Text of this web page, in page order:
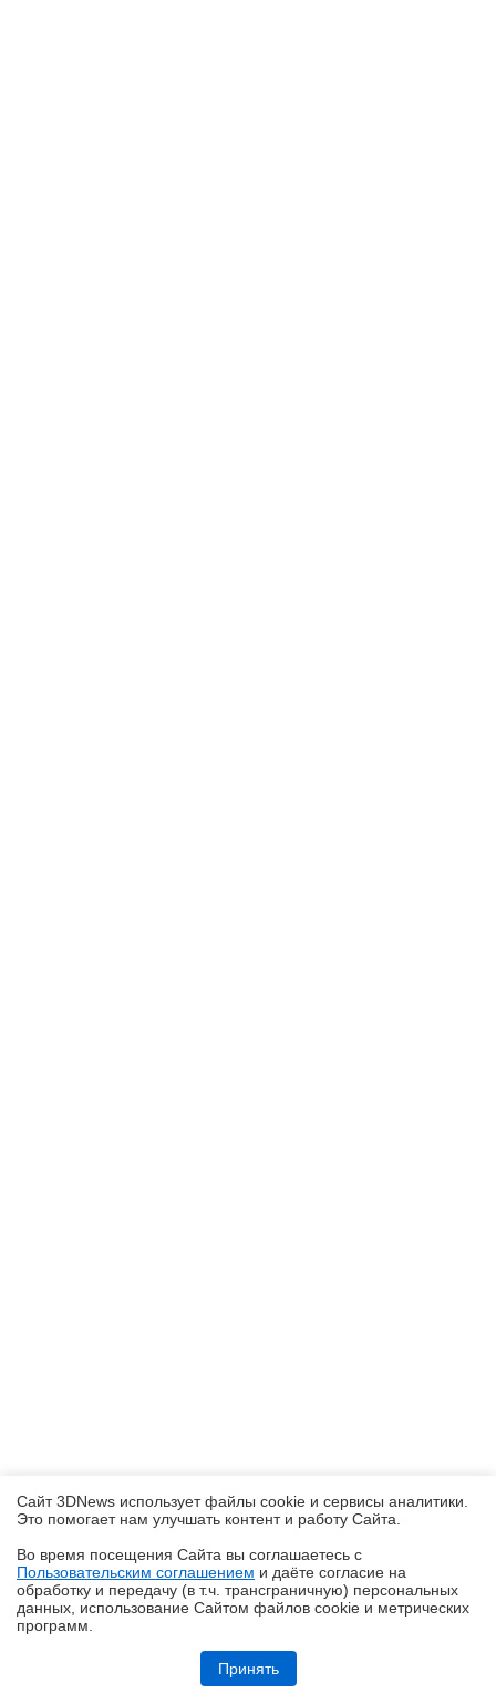
Обзор Infinix SMART 20: каким может быть бюджетный смартфон в
Сайт 3DNews использует файлы cookie и сервисы аналитики.
Это помогает нам улучшать контент и работу Cайта.
Во время посещения Cайта вы соглашаетесь с
Пользовательским соглашением и даёте согласие на
обработку и передачу (в т.ч. трансграничную) персональных
данных, использование Cайтом файлов cookie и метрических
программ.
Принять